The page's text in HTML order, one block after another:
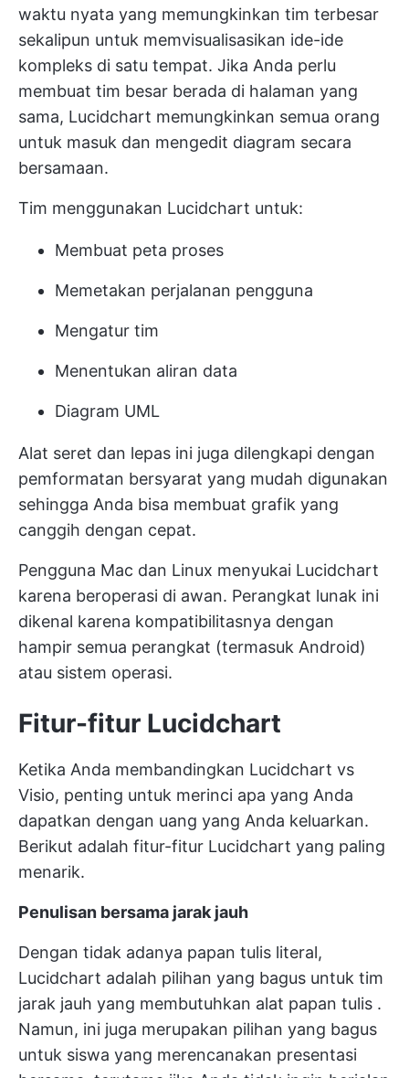
waktu nyata yang memungkinkan tim terbesar
sekalipun untuk memvisualisasikan ide-ide
kompleks di satu tempat. Jika Anda perlu
membuat tim besar berada di halaman yang
sama, Lucidchart memungkinkan semua orang
untuk masuk dan mengedit diagram secara
bersamaan.
Tim menggunakan Lucidchart untuk:
Membuat peta proses
Memetakan perjalanan pengguna
Mengatur tim
Menentukan aliran data
Diagram UML
Alat seret dan lepas ini juga dilengkapi dengan
pemformatan bersyarat yang mudah digunakan
sehingga Anda bisa membuat grafik yang
canggih dengan cepat.
Pengguna Mac dan Linux menyukai Lucidchart
karena beroperasi di awan. Perangkat lunak ini
dikenal karena kompatibilitasnya dengan
hampir semua perangkat (termasuk Android)
atau sistem operasi.
Fitur-fitur Lucidchart
Ketika Anda membandingkan Lucidchart vs
Visio, penting untuk merinci apa yang Anda
dapatkan dengan uang yang Anda keluarkan.
Berikut adalah fitur-fitur Lucidchart yang paling
menarik.
Penulisan bersama jarak jauh
Dengan tidak adanya papan tulis literal,
Lucidchart adalah pilihan yang bagus untuk tim
jarak jauh yang membutuhkan alat papan tulis .
Namun, ini juga merupakan pilihan yang bagus
untuk siswa yang merencanakan presentasi